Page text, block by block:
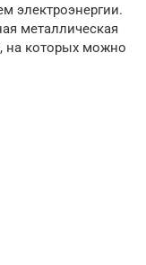
электроэнергии.
металлическая
на которых можно